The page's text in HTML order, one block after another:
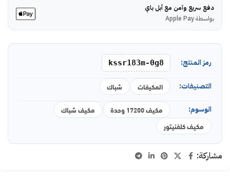
دفع سريع وآمن مع أبل باي
بواسطة Apple Pay
رمز المنتج: kssr183m-0g8
التصنيفات: المكيفات شباك
الوسوم: مكيف 17200 وحدة
مكيف شباك
مكيف كلفنيتور
مشاركة: